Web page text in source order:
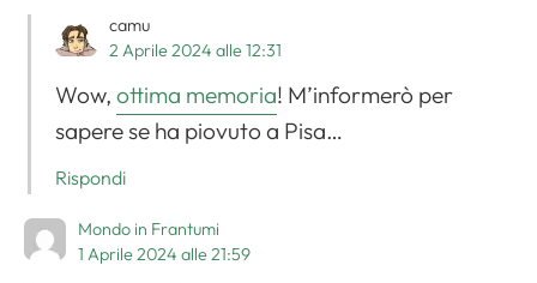
camu
2 Aprile 2024 alle 12:31
Wow, ottima memoria! M’informerò per
sapere se ha piovuto a Pisa…
Rispondi
Mondo in Frantumi
1 Aprile 2024 alle 21:59